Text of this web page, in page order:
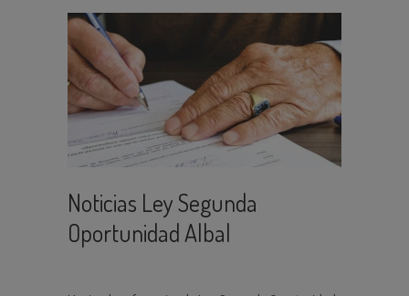
Noticias Ley Segunda
Oportunidad Albal